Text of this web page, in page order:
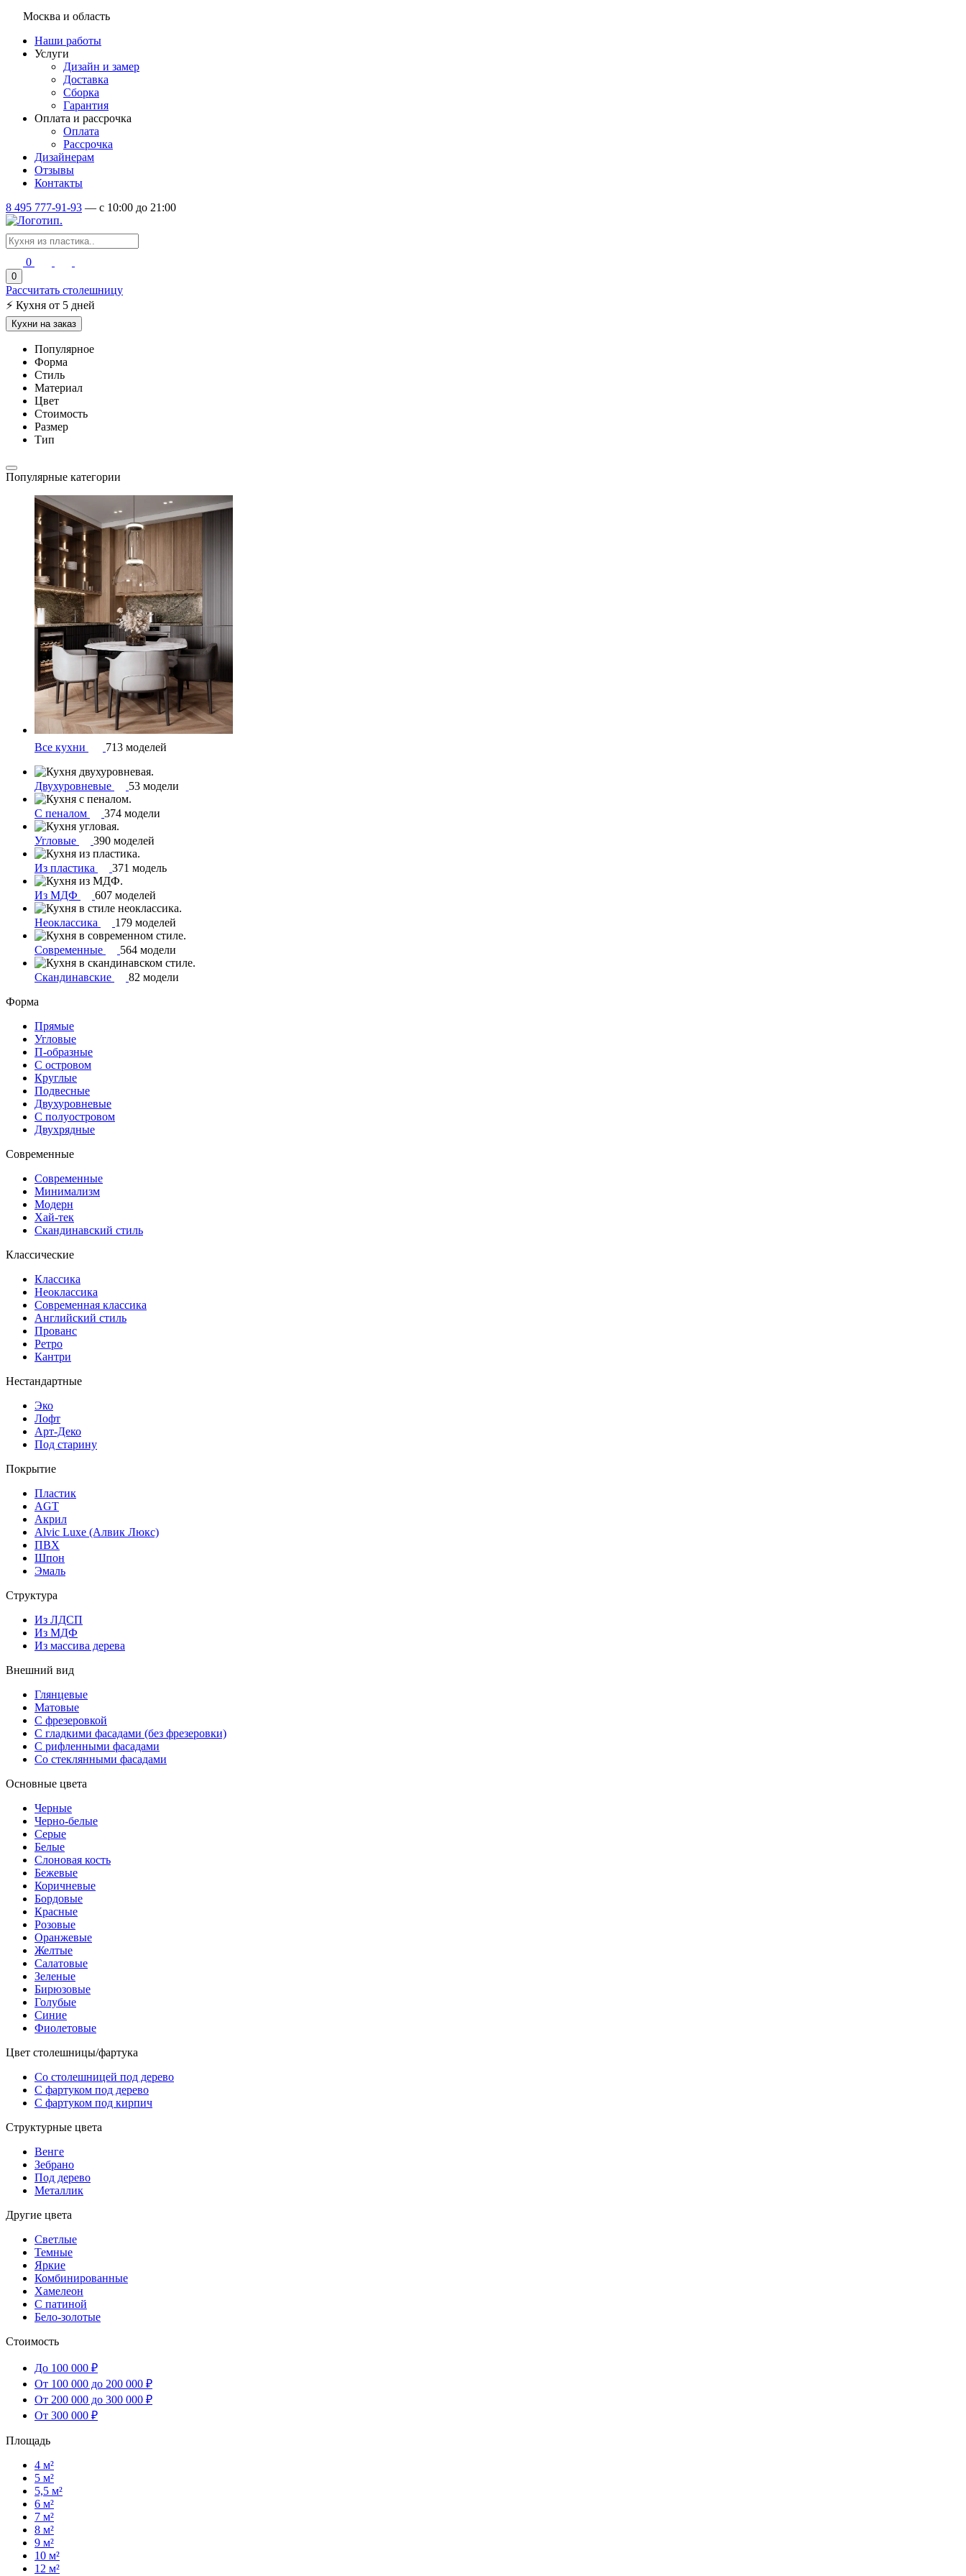
Москва и область
Наши работы
Услуги
Дизайн и замер
Доставка
Сборка
Гарантия
Оплата и рассрочка
Оплата
Рассрочка
Дизайнерам
Отзывы
Контакты
8 495 777-91-93 — c 10:00 до 21:00
0
0
Рассчитать столешницу
⚡ Кухня от 5 дней
Кухни на заказ
Популярное
Форма
Стиль
Материал
Цвет
Стоимость
Размер
Тип
Популярные категории
Все кухни 713 моделей
Двухуровневые 53 модели
С пеналом 374 модели
Угловые 390 моделей
Из пластика 371 модель
Из МДФ 607 моделей
Неоклассика 179 моделей
Современные 564 модели
Скандинавские
82 модели
Форма
Прямые
Угловые
П-образные
С островом
Круглые
Подвесные
Двухуровневые
С полуостровом
Двухрядные
Современные
Современные
Минимализм
Модерн
Хай-тек
Скандинавский стиль
Классические
Классика
Неоклассика
Современная классика
Английский стиль
Прованс
Ретро
Кантри
Нестандартные
Эко
Лофт
Арт-Деко
Под старину
Покрытие
Пластик
AGT
Акрил
Alvic Luxe (Алвик Люкс)
ПВХ
Шпон
Эмаль
Структура
Из ЛДСП
Из МДФ
Из массива дерева
Внешний вид
Глянцевые
Матовые
С фрезеровкой
С гладкими фасадами (без фрезеровки)
С рифленными фасадами
Со стеклянными фасадами
Основные цвета
Черные
Черно-белые
Серые
Белые
Слоновая кость
Бежевые
Коричневые
Бордовые
Красные
Розовые
Оранжевые
Желтые
Салатовые
Зеленые
Бирюзовые
Голубые
Синие
Фиолетовые
Цвет столешницы/фартука
Со столешницей под дерево
С фартуком под дерево
С фартуком под кирпич
Структурные цвета
Венге
Зебрано
Под дерево
Металлик
Другие цвета
Светлые
Темные
Яркие
Комбинированные
Хамелеон
С патиной
Бело-золотые
Стоимость
До 100 000 ₽
От 100 000 до 200 000 ₽
От 200 000 до 300 000 ₽
От 300 000 ₽
Площадь
4 м²
5 м²
5,5 м²
6 м²
7 м²
8 м²
9 м²
10 м²
12 м²